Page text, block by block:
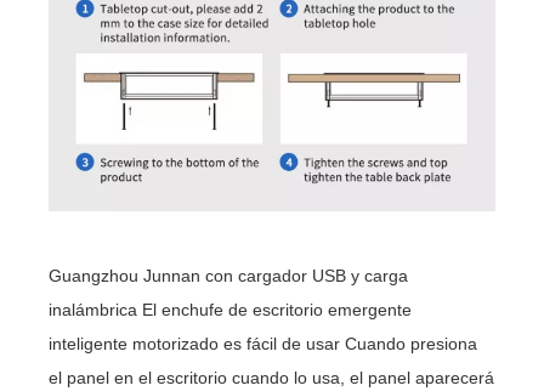
Guangzhou Junnan con cargador USB y carga
inalámbrica El enchufe de escritorio emergente
inteligente motorizado es fácil de usar Cuando presiona
el panel en el escritorio cuando lo usa, el panel aparecerá